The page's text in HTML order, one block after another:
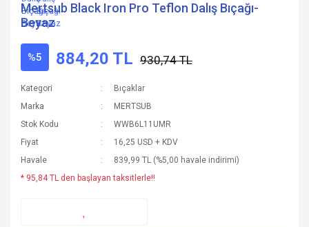
Mertsub Black Iron Pro Teflon Dalış Bıçağı-
Beyaz
%5 884,20 TL 930,74 TL
Kategori
Bıçaklar
Marka
MERTSUB
Stok Kodu
WWB6L11UMR
Fiyat
16,25 USD + KDV
Havale
839,99 TL (%5,00 havale indirimi)
* 95,84 TL den başlayan taksitlerle!!